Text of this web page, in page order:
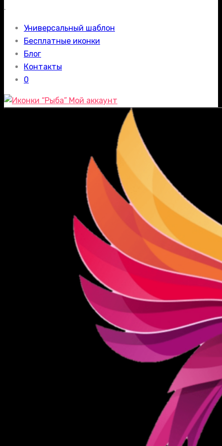
.
Универсальный шаблон
Бесплатные иконки
Блог
Контакты
0
Мой аккаунт